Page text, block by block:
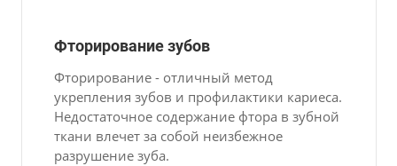
Фторирование зубов
Фторирование - отличный метод
укрепления зубов и профилактики кариеса.
Недостаточное содержание фтора в зубной
ткани влечет за собой неизбежное
разрушение зуба.